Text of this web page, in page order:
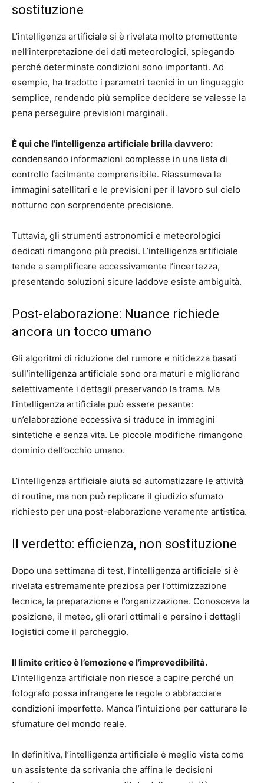
sostituzione
L’intelligenza artificiale si è rivelata molto promettente
nell’interpretazione dei dati meteorologici, spiegando
perché determinate condizioni sono importanti. Ad
esempio, ha tradotto i parametri tecnici in un linguaggio
semplice, rendendo più semplice decidere se valesse la
pena perseguire previsioni marginali.
È qui che l’intelligenza artificiale brilla davvero:
condensando informazioni complesse in una lista di
controllo facilmente comprensibile. Riassumeva le
immagini satellitari e le previsioni per il lavoro sul cielo
notturno con sorprendente precisione.
Tuttavia, gli strumenti astronomici e meteorologici
dedicati rimangono più precisi. L’intelligenza artificiale
tende a semplificare eccessivamente l’incertezza,
presentando soluzioni sicure laddove esiste ambiguità.
Post-elaborazione: Nuance richiede
ancora un tocco umano
Gli algoritmi di riduzione del rumore e nitidezza basati
sull’intelligenza artificiale sono ora maturi e migliorano
selettivamente i dettagli preservando la trama. Ma
l’intelligenza artificiale può essere pesante:
un’elaborazione eccessiva si traduce in immagini
sintetiche e senza vita. Le piccole modifiche rimangono
dominio dell’occhio umano.
L’intelligenza artificiale aiuta ad automatizzare le attività
di routine, ma non può replicare il giudizio sfumato
richiesto per una post-elaborazione veramente artistica.
Il verdetto: efficienza, non sostituzione
Dopo una settimana di test, l’intelligenza artificiale si è
rivelata estremamente preziosa per l’ottimizzazione
tecnica, la preparazione e l’organizzazione. Conosceva la
posizione, il meteo, gli orari ottimali e persino i dettagli
logistici come il parcheggio.
Il limite critico è l’emozione e l’imprevedibilità.
L’intelligenza artificiale non riesce a capire perché un
fotografo possa infrangere le regole o abbracciare
condizioni imperfette. Manca l’intuizione per catturare le
sfumature del mondo reale.
In definitiva, l’intelligenza artificiale è meglio vista come
un assistente da scrivania che affina le decisioni